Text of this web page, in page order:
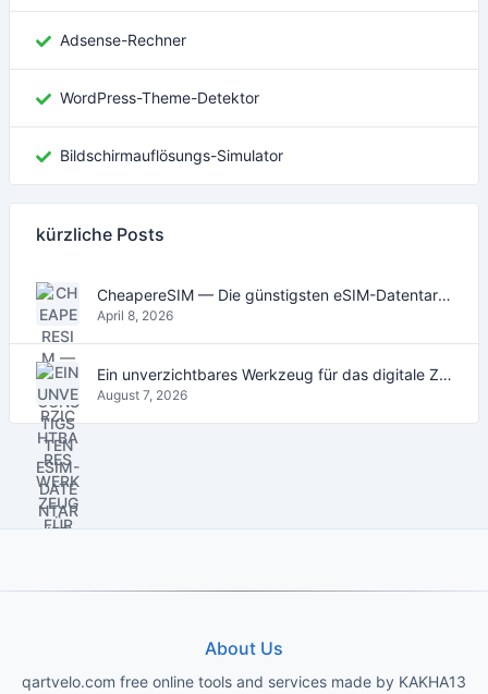
Adsense-Rechner
WordPress-Theme-Detektor
Bildschirmauflösungs-Simulator
kürzliche Posts
CheapereSIM — Die günstigsten eSIM-Datentarife für Reisen 2026
April 8, 2026
Ein unverzichtbares Werkzeug für das digitale Zeitalter
August 7, 2026
About Us
qartvelo.com free online tools and services made by KAKHA13